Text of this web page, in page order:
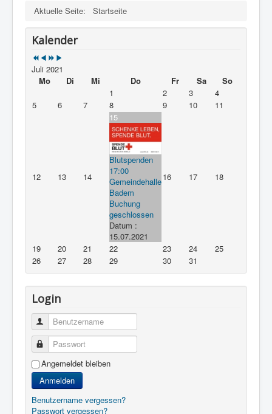
Aktuelle Seite: Startseite
Kalender
Juli 2021
Mo
Di Mi Do Fr Sa
So
1
2 3
4
5
6 7 8 9 10 11
12 13 14
15
Blutspenden
17:00
Gemeindehalle
Badem
Buchung
geschlossen
Datum :
15.07.2021
16 17 18
19 20 21 22 23 24
25
26
27 28 29 30 31
Login
Benutzername
Passwort
Angemeldet bleiben
Anmelden
Benutzername vergessen?
Passwort vergessen?